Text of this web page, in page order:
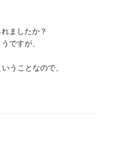
ましたか？
ですが、
うことなので、